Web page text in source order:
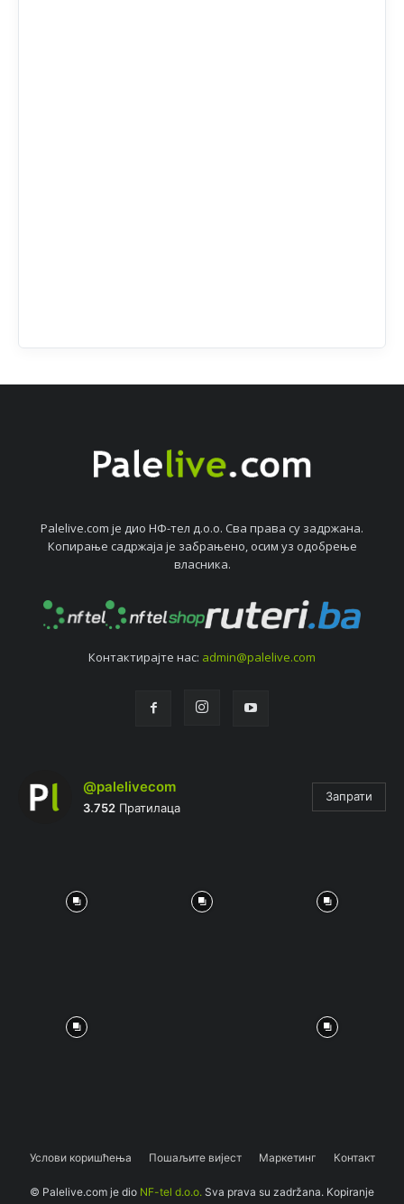
Palelive.com јe дио НФ-тeл д.о.о. Сва права су задржана.
Копирањe садржаја јe забрањeно, осим уз одобрeњe
власника.
Контактирајтe нас: admin@palelive.com
@palelivecom
3.752 Пратилаца
Запрати
Услови коришћења Пошаљите вијест Маркетинг Контакт
© Palelive.com je dio NF-tel d.o.o. Sva prava su zadržana. Kopiranje